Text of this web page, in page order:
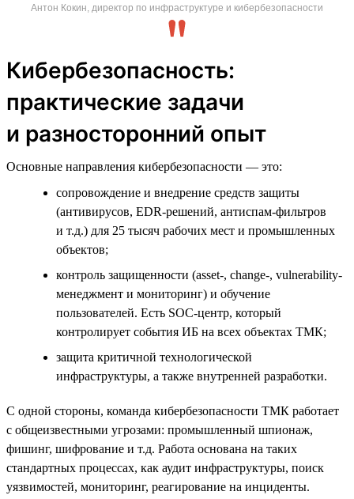
Антон Кокин, директор по инфраструктуре и кибербезопасности
Кибербезопасность:
практические задачи
и разносторонний опыт
Основные направления кибербезопасности — это:
сопровождение и внедрение средств защиты
(антивирусов, EDR-решений, антиспам-фильтров
и т.д.) для 25 тысяч рабочих мест и промышленных
объектов;
контроль защищенности (asset-, change-, vulnerability-
менеджмент и мониторинг) и обучение
пользователей. Есть SOC-центр, который
контролирует события ИБ на всех объектах ТМК;
защита критичной технологической
инфраструктуры, а также внутренней разработки.
С одной стороны, команда кибербезопасности ТМК работает
с общеизвестными угрозами: промышленный шпионаж,
фишинг, шифрование и т.д. Работа основана на таких
стандартных процессах, как аудит инфраструктуры, поиск
уязвимостей, мониторинг, реагирование на инциденты.